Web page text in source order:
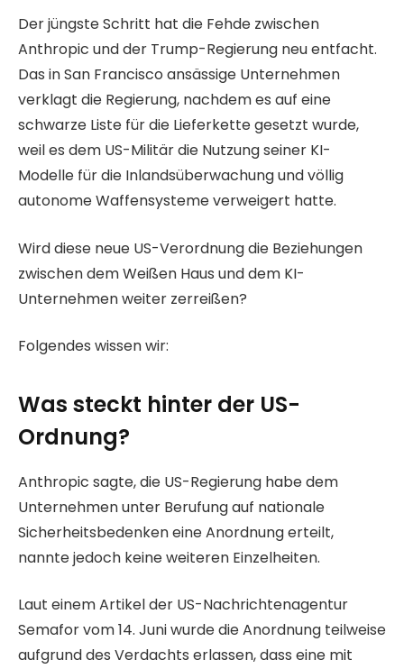
3
A
r
t
i
k
e
l
i
s
t
e
Der jüngste Schritt hat die Fehde zwischen
Anthropic und der Trump-Regierung neu entfacht.
Das in San Francisco ansässige Unternehmen
verklagt die Regierung, nachdem es auf eine
schwarze Liste für die Lieferkette gesetzt wurde,
weil es dem US-Militär die Nutzung seiner KI-
Modelle für die Inlandsüberwachung und völlig
autonome Waffensysteme verweigert hatte.
Wird diese neue US-Verordnung die Beziehungen
zwischen dem Weißen Haus und dem KI-
Unternehmen weiter zerreißen?
Folgendes wissen wir:
Was steckt hinter der US-
Ordnung?
Anthropic sagte, die US-Regierung habe dem
Unternehmen unter Berufung auf nationale
Sicherheitsbedenken eine Anordnung erteilt,
nannte jedoch keine weiteren Einzelheiten.
Laut einem Artikel der US-Nachrichtenagentur
Semafor vom 14. Juni wurde die Anordnung teilweise
aufgrund des Verdachts erlassen, dass eine mit